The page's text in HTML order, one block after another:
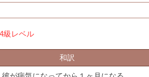
級レベル
和訳